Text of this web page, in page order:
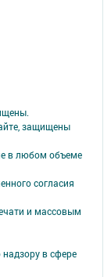
защищены
в любом объеме
согласия
и массовым
в сфере